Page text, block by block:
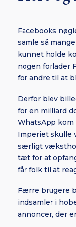
Facebooks
samle så
kunnet holde
nogen forlader
for andre til at
Derfor blev
for en milliard
WhatsApp kom
Imperiet skulle
særligt
tæt for at
får folk til at
Færre brugere
indsamler i
annoncer, der